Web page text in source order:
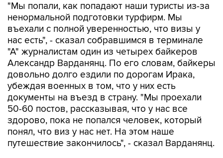
"Мы попали, как попадают наши туристы из-за
ненормальной подготовки турфирм. Мы
въехали с полной уверенностью, что визы у
нас есть", - сказал собравшимся в терминале
"А" журналистам один из четырех байкеров
Александр Варданянц. По его словам, байкеры
довольно долго ездили по дорогам Ирака,
убеждая военных в том, что у них есть
документы на въезд в страну. "Мы проехали
50-60 постов, рассказывая, что у нас все
здорово, пока не попался человек, который
понял, что виз у нас нет. На этом наше
путешествие закончилось", - сказал Варданянц.